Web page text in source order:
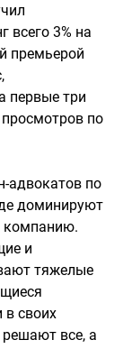
всего 3% на
премьерой
первые три
по
адвокатов по
доминируют
компанию.
и
тяжелые
в своих
решают все, а